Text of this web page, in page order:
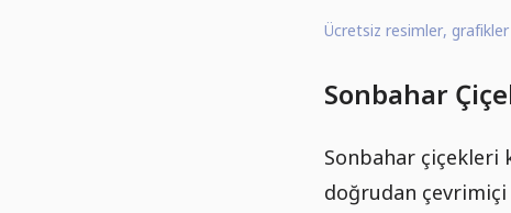
Ücretsiz resimler,
Sonbahar
Sonbahar çiçekleri
doğrudan